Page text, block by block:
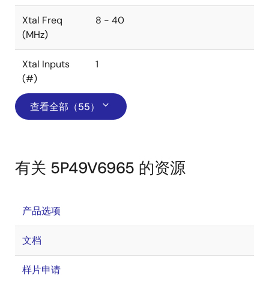
Xtal Freq
(MHz)
8 - 40
Xtal Inputs
(#)
1
查看全部（55）
有关 5P49V6965 的资源
产品选项
文档
样片申请